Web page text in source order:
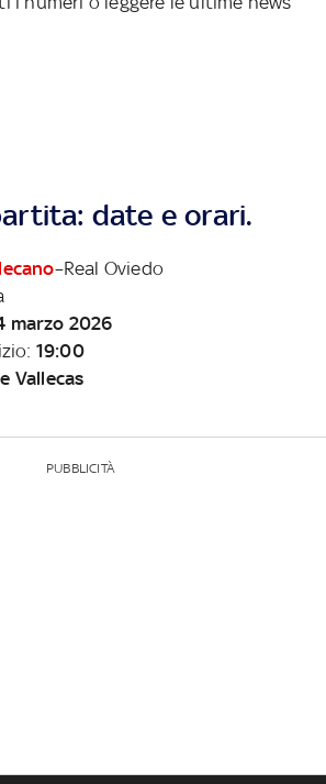
date e orari.
–Real Oviedo
marzo 2026
19:00
Vallecas
PUBBLICITÀ